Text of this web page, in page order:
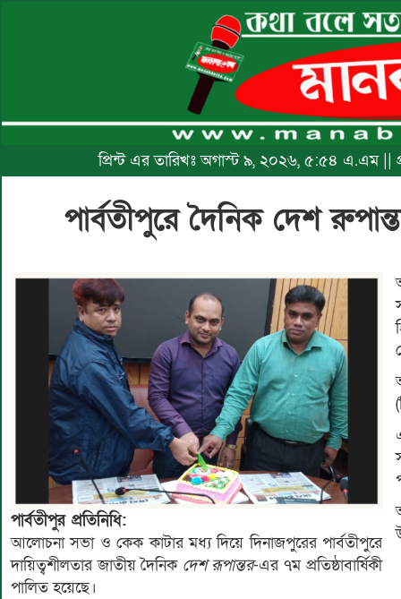
প্রিন্ট এর তারিখঃ অগাস্ট ৯, ২০২৬, ৫:৫৪ এ.এম ||
পার্বতীপুরে দৈনিক দেশ
পার্বতীপুর প্রতিনিধি:
আলোচনা সভা ও কেক কাটার মধ্য দিয়ে দিনাজপুরের পার্বতীপুরে
দায়িত্বশীলতার জাতীয় দৈনিক দেশ রূপান্তর-এর ৭ম প্রতিষ্ঠাবার্ষিকী
পালিত হয়েছে।